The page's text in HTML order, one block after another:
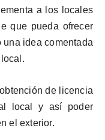
a los locales
que pueda ofrecer
una idea comentada
de licencia
local y así poder
el exterior.